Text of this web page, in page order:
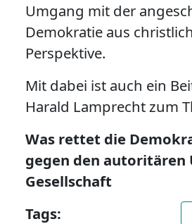
Umgang mit der
Demokratie aus
Perspektive.
Mit dabei ist auch ein
Harald Lamprecht zum
Was rettet die
gegen den autoritären
Gesellschaft
Tags